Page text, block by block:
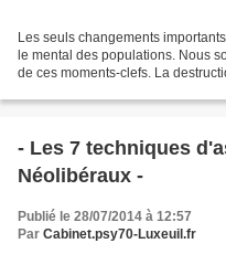
Les seuls changements
le mental des populations. Nous
de ces moments-clefs. La
- Les 7 techniques
Néolibéraux -
Publié le 28/07/2014 à 12:57
Par Cabinet.psy70-Luxeuil.fr